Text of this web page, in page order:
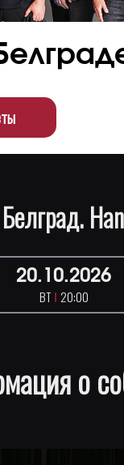
20.10.2026
ВТ 20:00
о